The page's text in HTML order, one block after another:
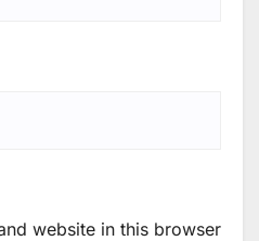
website in this browser